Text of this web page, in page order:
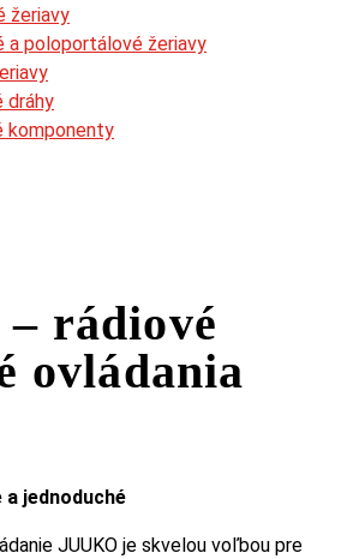
žeriavy
a poloportálové žeriavy
dráhy
komponenty
rádiové
ovládania
a jednoduché
JUUKO je skvelou voľbou pre